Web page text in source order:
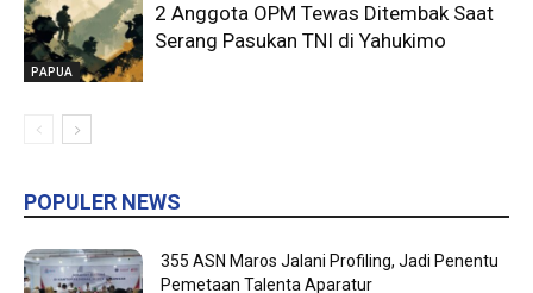
PAPUA
2 Anggota OPM Tewas Ditembak Saat
Serang Pasukan TNI di Yahukimo
POPULER NEWS
355 ASN Maros Jalani Profiling, Jadi Penentu
Pemetaan Talenta Aparatur